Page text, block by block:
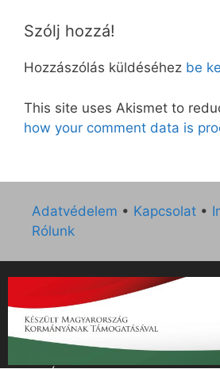
Szólj hozzá!
Hozzászólás küldéséhez be
This site uses Akismet to
how your comment data is
Adatvédelem • Kapcsolat •
Rólunk